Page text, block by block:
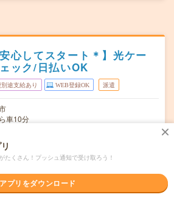
心してスタート＊】光ケー
ック/日払いOK
途支給あり WEB登録OK 派遣
車10分
16:45、16:35～23:35、23:25～翌8:10 ※2
できる方、大歓迎！
たくさん！プッシュ通知で受け取ろう！
アプリをダウンロード